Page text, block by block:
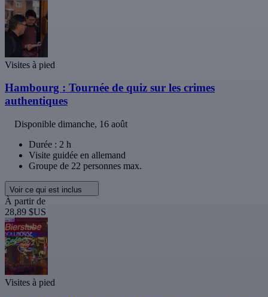
Visites à pied
Hambourg : Tournée de quiz sur les crimes
authentiques
Disponible dimanche, 16 août
Durée : 2 h
Visite guidée en allemand
Groupe de 22 personnes max.
Voir ce qui est inclus
À partir de
28,89 $US
Visites à pied